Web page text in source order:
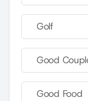
Golf
Good
Good Food